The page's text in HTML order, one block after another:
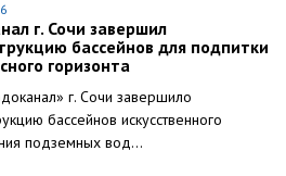
г. Сочи завершил
бассейнов для подпитки
горизонта
г. Сочи завершило
бассейнов искусственного
подземных вод...